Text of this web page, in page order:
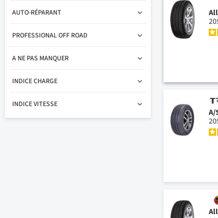
A/
AUTO-RÉPARANT
PROFESSIONAL OFF ROAD
A NE PAS MANQUER
INDICE CHARGE
INDICE VITESSE